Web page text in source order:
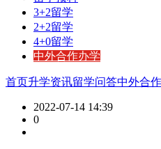
3+2留学
2+2留学
4+0留学
中外合作办学
首页升学资讯留学问答中外合
2022-07-14 14:39
0